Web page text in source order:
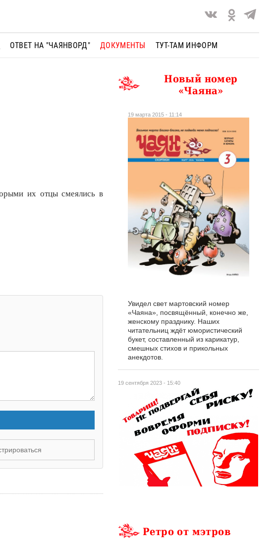
ОТВЕТ НА "ЧАЯНВОРД" ДОКУМЕНТЫ ТУТ-ТАМ ИНФОРМ
их отцы смеялись в
19 сентября 2023 - 15:40
Новый номер
«Чаяна»
19 марта 2015 - 11:14
Увидел свет мартовский номер
«Чаяна», посвящённый, конечно же,
женскому празднику. Наших
читательниц ждёт юмористический
букет, составленный из карикатур,
смешных стихов и прикольных
анекдотов.
Ретро от мэтров